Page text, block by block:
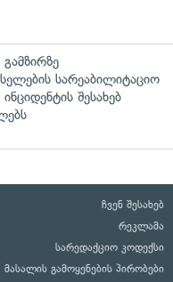
სარეაბილიტაციო
შესახებ
ჩვენ შესახებ
რეკლამა
სარედაქციო კოდექსი
მასალის გამოყენების პირობები